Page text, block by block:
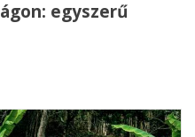
egyszerű